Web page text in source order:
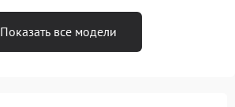
Показать все модели